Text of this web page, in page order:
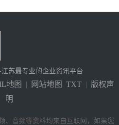
江苏最专业的企业资讯平台
地图 | 网站地图 TXT | 版权声
明
、音频等资料均来自互联网，如果您